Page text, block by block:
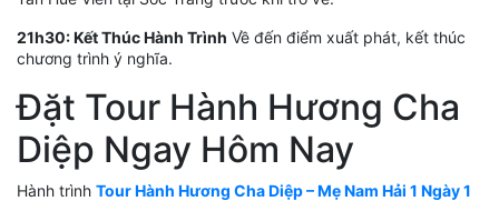
21h30: Kết Thúc Hành Trình Về đến điểm xuất phát, kết thúc
chương trình ý nghĩa.
Đặt Tour Hành Hương Cha
Diệp Ngay Hôm Nay
Hành trình Tour Hành Hương Cha Diệp – Mẹ Nam Hải 1 Ngày 1